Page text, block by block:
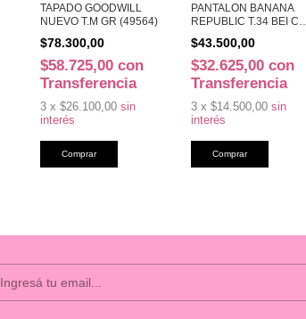
TAPADO GOODWILL
NUEVO T.M GR (49564)
$78.300,00
$58.725,00 con
Transferencia
3 x $26.100,00 sin
interés
PANTALON BANANA
REPUBLIC T.34 BEI CO
(49445)
$43.500,00
$32.625,00 con
Transferencia
3 x $14.500,00 sin
interés